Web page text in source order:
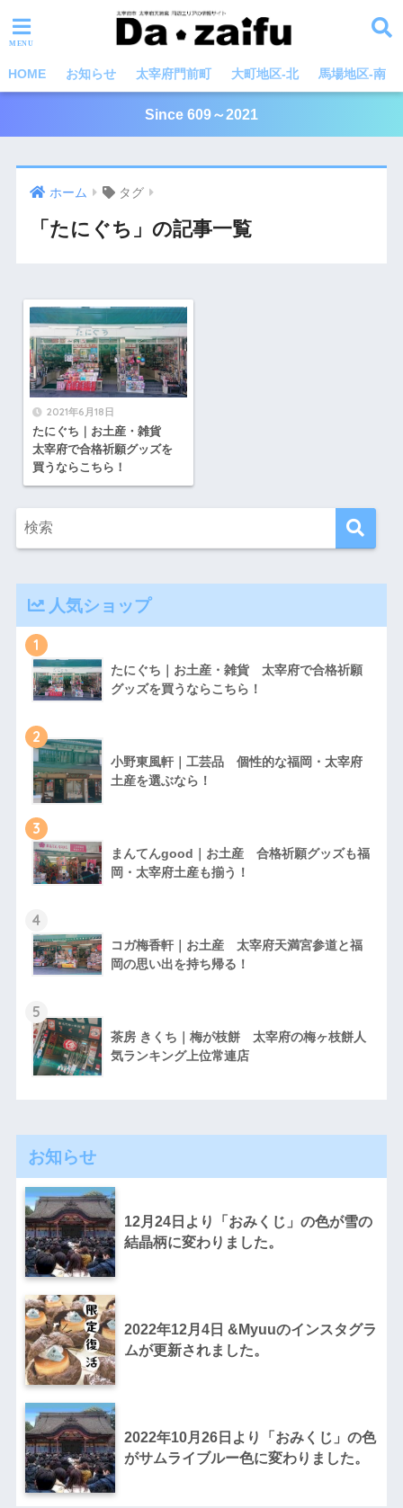
HOME お知らせ 太宰府門前町 大町地区-北 馬場地区-南
Since 609～2021
ホーム タグ
「たにぐち」の記事一覧
2021年6月18日
たにぐち｜お土産・雑貨
太宰府で合格祈願グッズを
買うならこちら！
人気ショップ
1
たにぐち｜お土産・雑貨 太宰府で合格祈願
グッズを買うならこちら！
2
小野東風軒｜工芸品 個性的な福岡・太宰府
土産を選ぶなら！
3
まんてんgood｜お土産 合格祈願グッズも福
岡・太宰府土産も揃う！
4
コガ梅香軒｜お土産 太宰府天満宮参道と福
岡の思い出を持ち帰る！
5
茶房 きくち｜梅が枝餅 太宰府の梅ヶ枝餅人
気ランキング上位常連店
お知らせ
12月24日より「おみくじ」の色が雪の
結晶柄に変わりました。
2022年12月4日 &Myuuのインスタグラ
ムが更新されました。
2022年10月26日より「おみくじ」の色
がサムライブルー色に変わりました。